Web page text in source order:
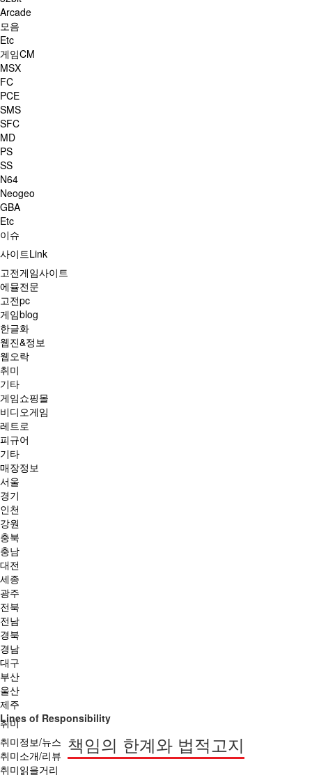
Arcade
모음
Etc
게임CM
MSX
FC
PCE
SMS
SFC
MD
PS
SS
N64
Neogeo
GBA
Etc
이슈
사이트Link
고전게임사이트
에뮬전문
고전pc
게임blog
한글화
웹진&정보
웹오락
취미
기타
게임쇼핑몰
비디오게임
레트로
피규어
기타
매장정보
서울
경기
인천
강원
충북
충남
대전
세종
광주
전북
전남
경북
경남
대구
부산
울산
제주
취미
취미정보/뉴스
취미소개/리뷰
취미읽을거리
Lines of Responsibility
책임의 한계와 법적고지